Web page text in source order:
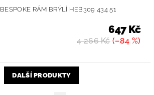
RÁM BRÝLÍ HEB309 434 51
4 266 Kč(–84 %)
647 Kč
DALŠÍ PRODUKTY